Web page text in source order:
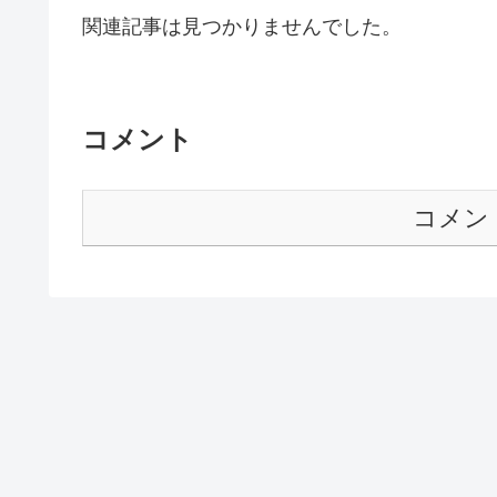
関連記事は見つかりませんでした。
コメント
コメン